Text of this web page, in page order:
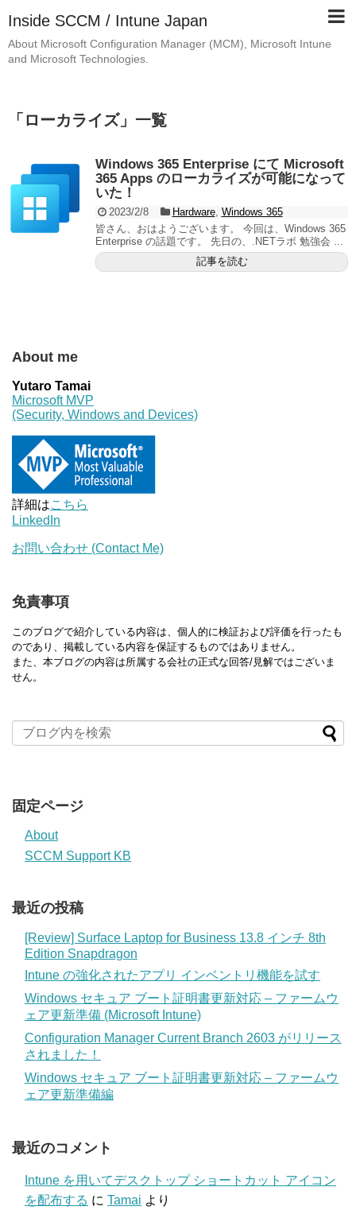
Inside SCCM / Intune Japan
About Microsoft Configuration Manager (MCM), Microsoft Intune
and Microsoft Technologies.
「 ローカライズ」 一覧
Windows 365 Enterprise にて Microsoft
365 Apps のローカライズが可能になって
いた！
2023/2/8 Hardware, Windows 365
皆さん、おはようございます。 今回は、Windows 365
Enterprise の話題です。 先日の、.NETラボ 勉強会 ...
記事を読む
About me
Yutaro Tamai
Microsoft MVP
(Security, Windows and Devices)
詳細はこちら
LinkedIn
お問い合わせ (Contact Me)
免責事項
このブログで紹介している内容は、個人的に検証および評価を行ったも
のであり、掲載している内容を保証するものではありません。
また、本ブログの内容は所属する会社の正式な回答/見解ではございま
せん。
固定ページ
About
SCCM Support KB
最近の投稿
[Review] Surface Laptop for Business 13.8 インチ 8th
Edition Snapdragon
Intune の強化されたアプリ インベントリ機能を試す
Windows セキュア ブート証明書更新対応 – ファームウ
ェア更新準備 (Microsoft Intune)
Configuration Manager Current Branch 2603 がリリース
されました！
Windows セキュア ブート証明書更新対応 – ファームウ
ェア更新準備編
最近のコメント
Intune を用いてデスクトップ ショートカット アイコン
を配布する に Tamai より